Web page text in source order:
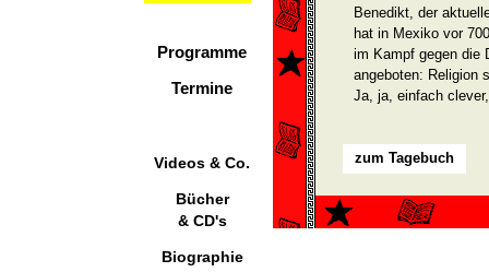
Programme
Termine
Videos & Co.
Bücher
& CD's
Biographie
Benedikt, der
hat in Mexiko vor
im Kampf gegen die
angeboten: Religion
Ja, ja, einfach
zum Tagebuch